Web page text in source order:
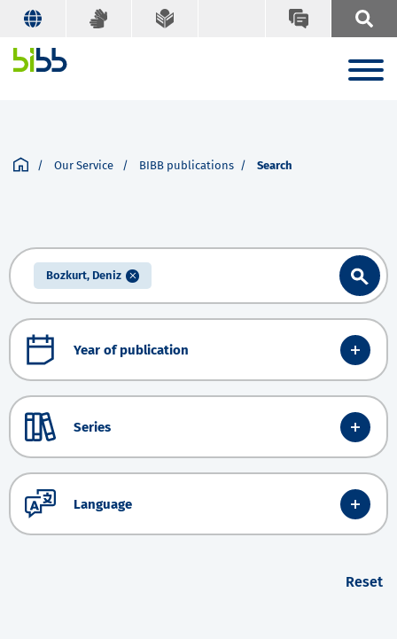
Our Service BIBB publications Search
Bozkurt, Deniz
Year of publication
Series
Language
Reset